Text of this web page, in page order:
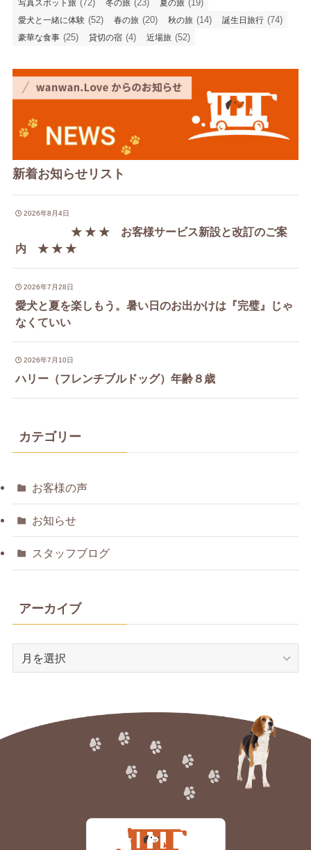
写真スポット旅 (72) 冬の旅 (23) 夏の旅 (19)
愛犬と一緒に体験 (52) 春の旅 (20) 秋の旅 (14) 誕生日旅行 (74)
豪華な食事 (25) 貸切の宿 (4) 近場旅 (52)
新着お知らせリスト
2026年8月4日
★ ★ ★ お客様サービス新設と改訂のご案
内 ★ ★ ★
2026年7月28日
愛犬と夏を楽しもう。暑い日のお出かけは『完璧』じゃ
なくていい
2026年7月10日
ハリー（フレンチブルドッグ）年齢８歳
カテゴリー
お客様の声
お知らせ
スタッフブログ
アーカイブ